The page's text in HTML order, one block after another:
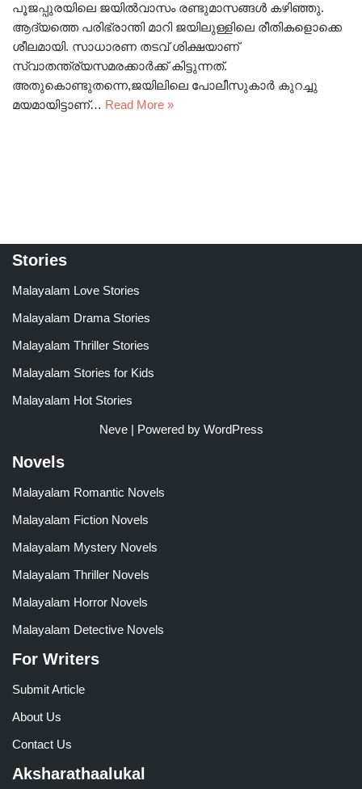
പൂജപ്പുരയിലെ ജയിൽവാസം രണ്ടുമാസങ്ങൾ കഴിഞ്ഞു.
ആദ്യത്തെ പരിഭ്രാന്തി മാറി ജയിലുള്ളിലെ രീതികളൊക്കെ
ശീലമായി. സാധാരണ തടവ് ശിക്ഷയാണ്
സ്വാതന്ത്ര്യസമരക്കാർക്ക് കിട്ടുന്നത്.
അതുകൊണ്ടുതന്നെ,ജയിലിലെ പോലീസുകാർ കുറച്ചു
മയമായിട്ടാണ്… Read More »
Stories
Malayalam Love Stories
Malayalam Drama Stories
Malayalam Thriller Stories
Malayalam Stories for Kids
Malayalam Hot Stories
Neve| Powered by WordPress
Novels
Malayalam Romantic Novels
Malayalam Fiction Novels
Malayalam Mystery Novels
Malayalam Thriller Novels
Malayalam Horror Novels
Malayalam Detective Novels
For Writers
Submit Article
About Us
Contact Us
Aksharathaalukal